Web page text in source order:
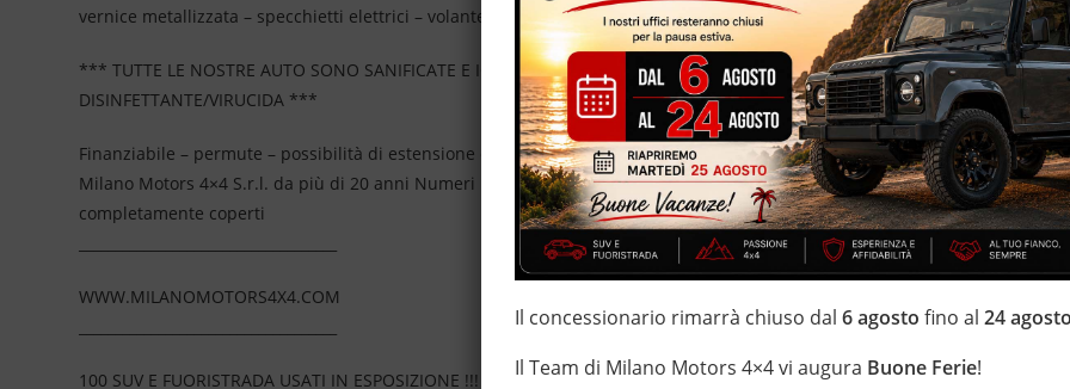
vernice metallizzata – specchietti elettrici – volante multifunzione
*** TUTTE LE NOSTRE AUTO SONO SANIFICATE E IGIENIZZATE CON TRATTAMENTI DI VAPORE, OZONO E
DISINFETTANTE/VIRUCIDA ***
Finanziabile – permute – possibilità di estensione della garanzia con i leader del mercato ”Mapfre Warranty” o ”Opteven” –
Milano Motors 4×4 S.r.l. da più di 20 anni Numeri Uno Nei Fuoristrada con un’ esposizione da più di 1.500 mq
completamente coperti
WWW.MILANOMOTORS4X4.COM
100 SUV E FUORISTRADA USATI IN ESPOSIZIONE !!!
Il concessionario rimarrà chiuso dal6 agosto fino al24
Il Team di Milano Motors 4×4 vi augura Buone Ferie!